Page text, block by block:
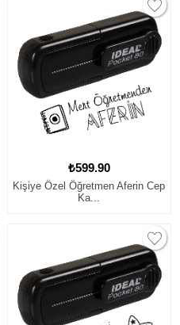
₺599.90
Kişiye Özel Öğretmen Aferin Cep
Ka...